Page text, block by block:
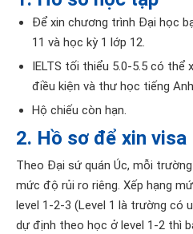
Để xin chương trình Đại học
11 và học kỳ 1 lớp 12.
IELTS tối thiểu 5.0-5.5 có
điều kiện và thư học tiếng
Hộ chiếu còn hạn.
2. Hồ sơ để xin visa
Theo Đại sứ quán Úc, mỗi
mức độ rủi ro riêng. Xếp hạng
level 1-2-3 (Level 1 là trường có
dự định theo học ở level 1-2 thì